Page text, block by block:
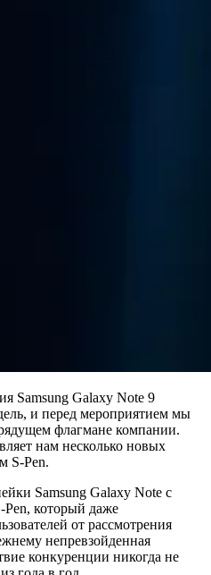
Samsung Galaxy Note 9
и перед мероприятием мы
флагмане компании.
нам несколько новых
S-Pen.
Samsung Galaxy Note с
Pen, который даже
от рассмотрения
непревзойденная
конкуренции никогда не